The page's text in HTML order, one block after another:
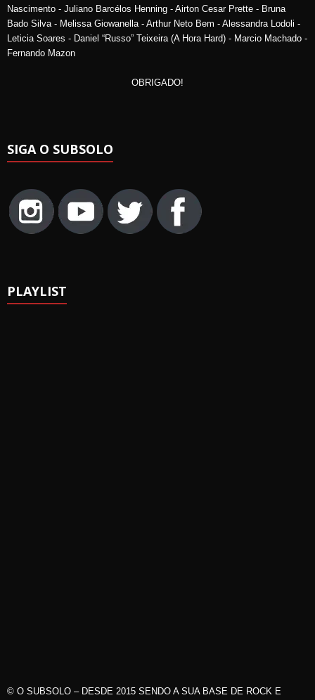
Nascimento - Juliano Barcélos Henning - Airton Cesar Prette - Bruna
Bado Silva - Melissa Giowanella - Arthur Neto Bem - Alessandra Lodoli -
Leticia Soares - Daniel “Russo” Teixeira (A Hora Hard) - Marcio Machado -
Fernando Mazon
OBRIGADO!
SIGA O SUBSOLO
PLAYLIST
© O SUBSOLO – DESDE 2015 SENDO A SUA BASE DE ROCK E